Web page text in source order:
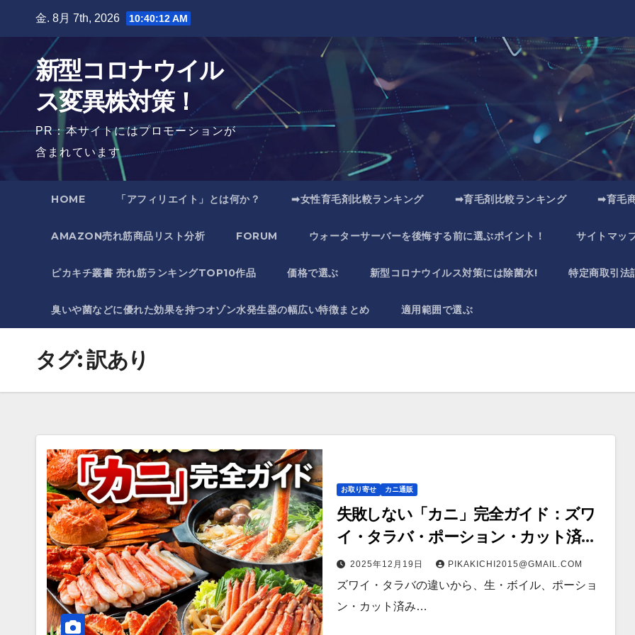
金. 8月 7th, 2026 10:40:14 AM
新型コロナウイル
ス変異株対策！
PR：本サイトにはプロモーションが
含まれています
HOME 「アフィリエイト」とは何か？ ➡女性育毛剤比較ランキング ➡育毛剤比較ランキング ➡育毛
AMAZON売れ筋商品リスト分析 FORUM ウォーターサーバーを後悔する前に選ぶポイント！ サイトマッ
ピカキチ叢書 売れ筋ランキングTOP10作品 価格で選ぶ 新型コロナウイルス対策には除菌水! 特定商取引法
臭いや菌などに優れた効果を持つオゾン水発生器の幅広い特徴まとめ 適用範囲で選ぶ
タグ:訳あり
お取り寄せ カニ通販
失敗しない「カニ」完全ガイド：ズワ
イ・タラバ・ポーション・カット済み
の選び方と、年末年始に“満足度
MAX”で食べるコツ
2025年12月19日 PIKAKICHI2015@GMAIL.COM
ズワイ・タラバの違いから、生・ボイル、ポーショ
ン・カット済み…